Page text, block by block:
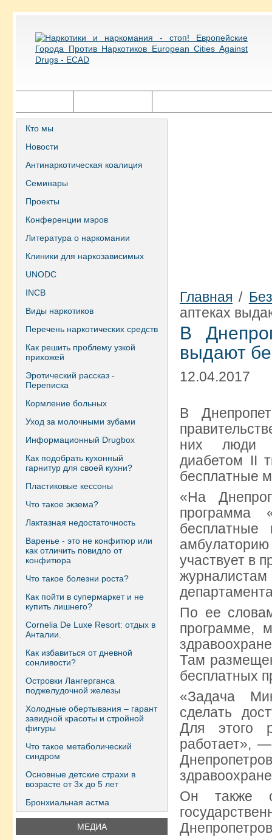
Кто мы
Новости
Антинаркотическая коалиция
Семинары
Проекты
Конференции мэров
Литература о наркомании
Клиники для наркозависимых
UNODC
INCB
Виды наркотиков
Перечень наркотических средств
Как решить проблему узкой
прихожей
Эротический рассказ -
Переписка
Кормление больных
Уход за молочными зубами
Информационный Drugbox
Как подобрать кухонный
гарнитур для своей кухни?
Пластиковые кессоны
Что такое экзема?
Лактазная недостаточность
Варенье - это не конфитюр или
как отличить повидло от
конфитюра
Что такое болезни роста?
Как пойти в супермаркет и не
купить лишнего?
Сornelia De Luxe Resort: отдых в
Анталии.
Как избавиться от дневной
сонливости?
Островки Лангерганса
поджелудочной железы
Холодные обертывания – гарант
завидной красоты и стройной
фигуры
Что такое метаболический
синдром
Основные детские страхи в
возрасте от 3х до 5 лет
Бронхиальная астма
МЕДИА
Главная /
аптеках
В
выдают
12.04.2017
В
них люди с
диабетом II
бесплатные
«На
программа
бесплатные
участвует в
По ее
программе,
Там
бесплатных
«Задача
сделать
Для этого
работает»,
Он также